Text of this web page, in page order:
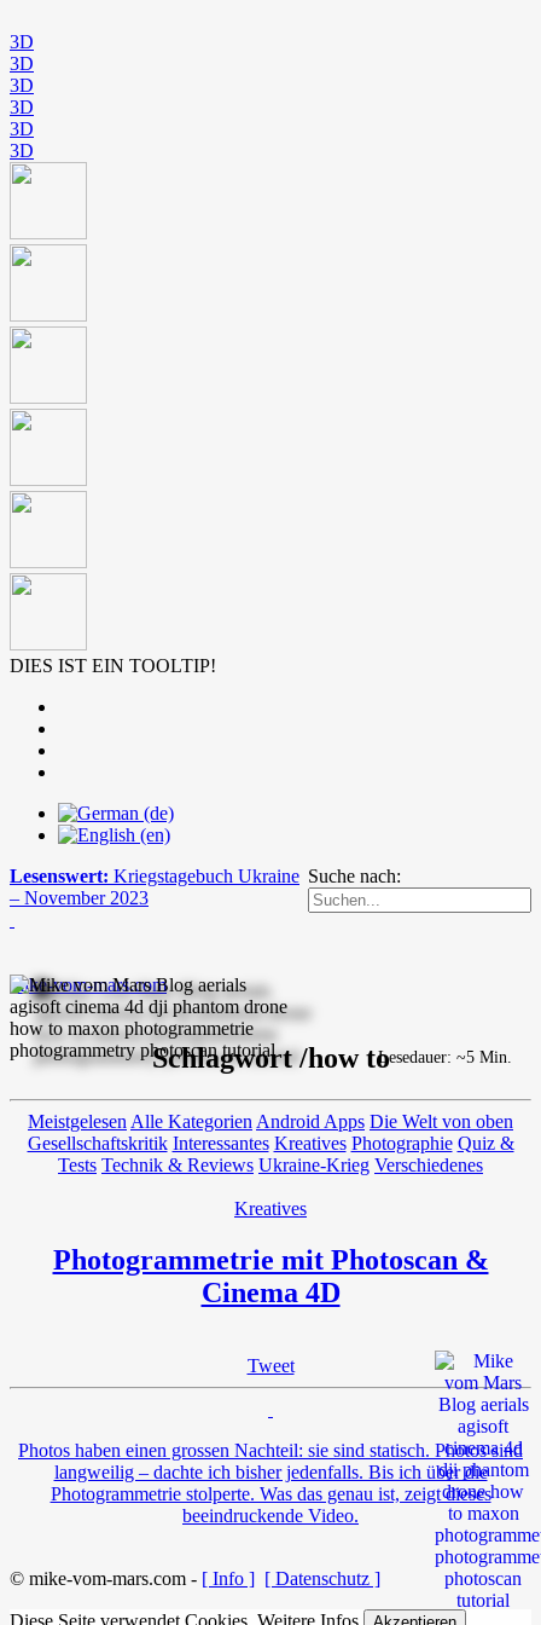
3D
3D
3D
3D
3D
3D
DIES IST EIN TOOLTIP!
Suche nach:
Lesenswert: Kriegstagebuch Ukraine
– November 2023
mike-vom-mars.com
Schlagwort /how to
Meistgelesen Alle Kategorien Android Apps Die Welt von oben
Gesellschaftskritik Interessantes Kreatives Photographie Quiz &
Tests Technik & Reviews Ukraine-Krieg Verschiedenes
Kreatives
Photogrammetrie mit Photoscan &
Cinema 4D
Tweet
Lesedauer: ~5 Min.
Photos haben einen grossen Nachteil: sie sind statisch. Photos sind
langweilig – dachte ich bisher jedenfalls. Bis ich über die
Photogrammetrie stolperte. Was das genau ist, zeigt dieses
beeindruckende Video.
© mike-vom-mars.com - [ Info ] [ Datenschutz ]
Diese Seite verwendet Cookies. Weitere Infos